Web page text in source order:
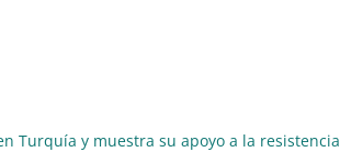
Turquía y muestra su apoyo a la resistencia